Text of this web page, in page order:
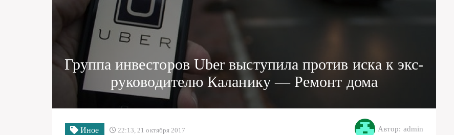
Группа инвесторов Uber выступила против иска к экс-
руководителю Каланику — Ремонт дома
Иное 22:13, 21 октября 2017 Автор: admin